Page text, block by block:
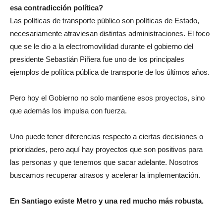
esa contradicción política?
Las políticas de transporte público son políticas de Estado,
necesariamente atraviesan distintas administraciones. El foco
que se le dio a la electromovilidad durante el gobierno del
presidente Sebastián Piñera fue uno de los principales
ejemplos de política pública de transporte de los últimos años.
Pero hoy el Gobierno no solo mantiene esos proyectos, sino
que además los impulsa con fuerza.
Uno puede tener diferencias respecto a ciertas decisiones o
prioridades, pero aquí hay proyectos que son positivos para
las personas y que tenemos que sacar adelante. Nosotros
buscamos recuperar atrasos y acelerar la implementación.
En Santiago existe Metro y una red mucho más robusta.